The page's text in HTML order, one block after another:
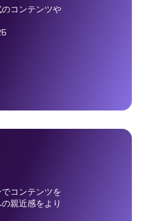
コンテンツや
コンテンツを
親近感をより